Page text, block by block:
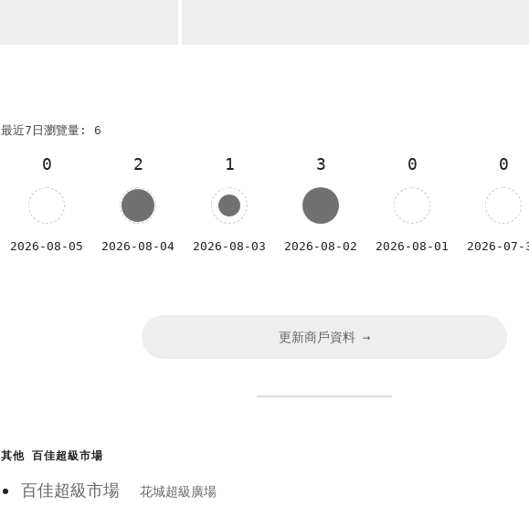
最近7日瀏覽量: 6
0
2026-08-05
2
2026-08-04
1
2026-08-03
3
2026-08-02
0
2026-08-01
0
2026-07-
更新商戶資料 →
其他 百佳超級市場
百佳超級市場 花城超級廣場